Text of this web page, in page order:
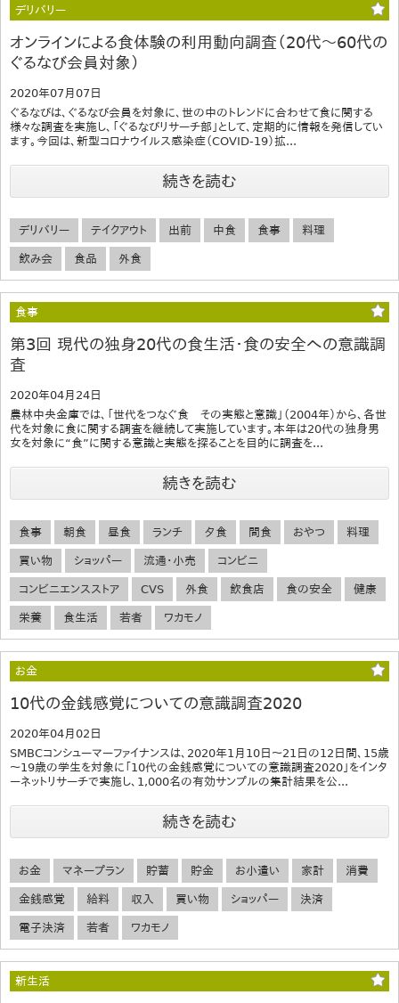
デリバリー
オンラインによる食体験の利用動向調査（20代～60代の
ぐるなび会員対象）
2020年07月07日
ぐるなびは、ぐるなび会員を対象に、世の中のトレンドに合わせて食に関する
様々な調査を実施し、「ぐるなびリサーチ部」として、定期的に情報を発信してい
ます。今回は、新型コロナウイルス感染症（COVID-19）拡...
続きを読む
デリバリー テイクアウト 出前 中食 食事 料理
飲み会 食品 外食
食事
第3回 現代の独身20代の食生活・食の安全への意識調
査
2020年04月24日
農林中央金庫では、「世代をつなぐ食 その実態と意識」（2004年）から、各世
代を対象に食に関する調査を継続して実施しています。本年は20代の独身男
女を対象に“食”に関する意識と実態を探ることを目的に調査を...
続きを読む
食事 朝食 昼食 ランチ 夕食 間食 おやつ 料理
買い物 ショッパー 流通・小売 コンビニ
コンビニエンスストア CVS 外食 飲食店 食の安全 健康
栄養 食生活 若者 ワカモノ
お金
10代の金銭感覚についての意識調査2020
2020年04月02日
SMBCコンシューマーファイナンスは、2020年1月10日～21日の12日間、15歳
～19歳の学生を対象に「10代の金銭感覚についての意識調査2020」をインタ
ーネットリサーチで実施し、1,000名の有効サンプルの集計結果を公...
続きを読む
お金 マネープラン 貯蓄 貯金 お小遣い 家計 消費
金銭感覚 給料 収入 買い物 ショッパー 決済
電子決済 若者 ワカモノ
新生活